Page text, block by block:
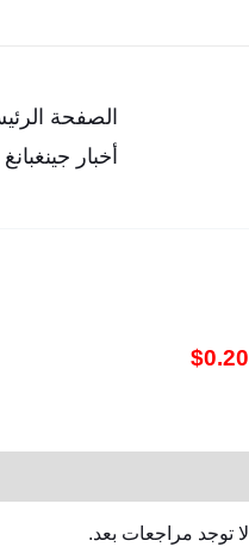
الصفحة
أخبار جينغبانغ
$0.20
لا توجد مراجعات بعد.